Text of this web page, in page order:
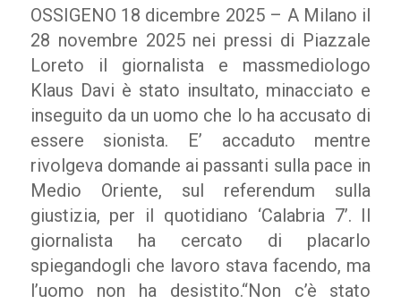
OSSIGENO 18 dicembre 2025 – A Milano il
28 novembre 2025 nei pressi di Piazzale
Loreto il giornalista e massmediologo
Klaus Davi è stato insultato, minacciato e
inseguito da un uomo che lo ha accusato di
essere sionista. E’ accaduto mentre
rivolgeva domande ai passanti sulla pace in
Medio Oriente, sul referendum sulla
giustizia, per il quotidiano ‘Calabria 7’. Il
giornalista ha cercato di placarlo
spiegandogli che lavoro stava facendo, ma
l’uomo non ha desistito.“Non c’è stato